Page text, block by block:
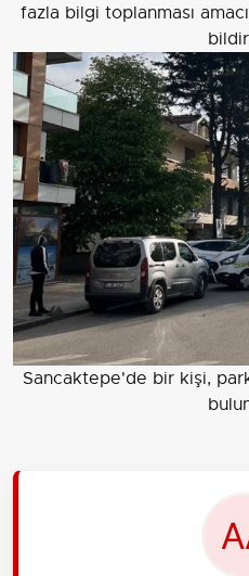
fazla bilgi toplanması
Sancaktepe'de bir kişi,